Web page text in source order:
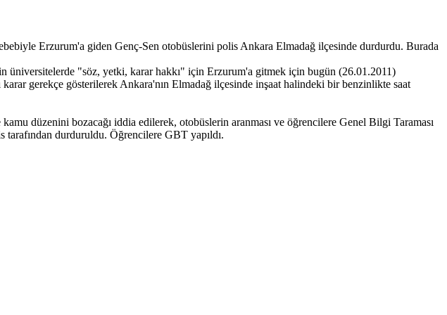
Erzurum'a giden Genç-Sen otobüslerini polis Ankara Elmadağ ilçesinde durdurdu. Burada
üniversitelerde "söz, yetki, karar hakkı" için Erzurum'a gitmek için bugün (26.01.2011)
gerekçe gösterilerek Ankara'nın Elmadağ ilçesinde inşaat halindeki bir benzinlikte saat
düzenini bozacağı iddia edilerek, otobüslerin aranması ve öğrencilere Genel Bilgi Taraması
durduruldu. Öğrencilere GBT yapıldı.